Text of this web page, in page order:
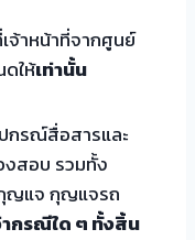
จ้าหน้าที่จากศูนย์
ให้เท่านั้น
กรณ์สื่อสารและ
สอบ รวมทั้ง
กุญแจ กุญแจรถ
ากรณีใด ๆ ทั้งสิ้น